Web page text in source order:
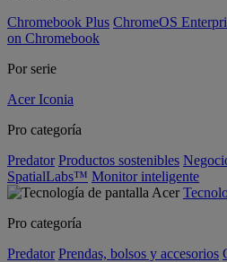
Chromebook Plus ChromeOS
on Chromebook
Por serie
Acer Iconia
Pro categoría
Predator Productos sostenibles
SpatialLabs™ Monitor inteligente
Pro categoría
Predator Prendas, bolsos y accesorios